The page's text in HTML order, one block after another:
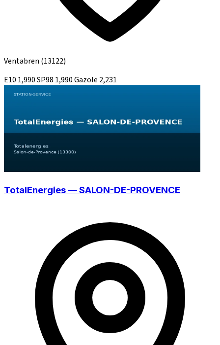
Ventabren (13122)
E10 1,990SP98 1,990Gazole 2,231
TotalEnergies — SALON-DE-PROVENCE